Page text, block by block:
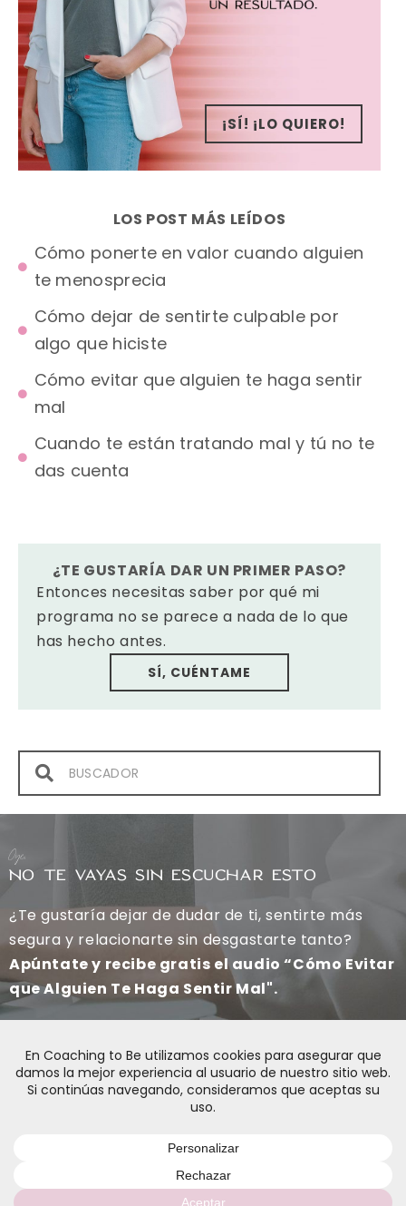
¡SÍ! ¡LO QUIERO!
LOS POST MÁS LEÍDOS
Cómo ponerte en valor cuando alguien
te menosprecia
Cómo dejar de sentirte culpable por
algo que hiciste
Cómo evitar que alguien te haga sentir
mal
Cuando te están tratando mal y tú no te
das cuenta
¿TE GUSTARÍA DAR UN PRIMER PASO?
Entonces necesitas saber por qué mi
programa no se parece a nada de lo que
has hecho antes.
SÍ, CUÉNTAME
Oye,
NO TE VAYAS SIN ESCUCHAR ESTO
¿Te gustaría dejar de dudar de ti, sentirte más
segura y relacionarte sin desgastarte tanto?
Apúntate y recibe gratis el audio “Cómo Evitar
que Alguien Te Haga Sentir Mal".
© Copyright Coaching to Be 2026. Todos los derechos